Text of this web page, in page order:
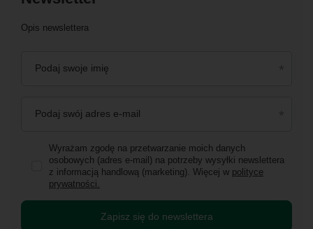
Opis newslettera
Podaj swoje imię
Podaj swój adres e-mail
Wyrażam zgodę na przetwarzanie moich danych
osobowych (adres e-mail) na potrzeby wysyłki newslettera
z informacją handlową (marketing). Więcej w polityce
prywatności.
Zapisz się do newslettera